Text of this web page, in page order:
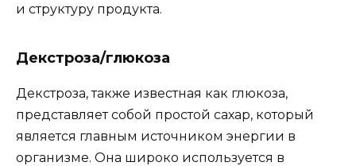
и структуру продукта.
Декстроза/глюкоза
Декстроза, также известная как глюкоза,
представляет собой простой сахар, который
является главным источником энергии в
организме. Она широко используется в